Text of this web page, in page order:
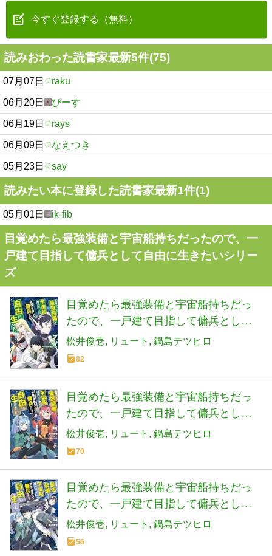
今すぐ登録する（無料）
読みおわった読書家最新5件(75)
07月07日 raku
06月20日 ぴーす
06月19日 rays
06月09日 なえつき
05月23日 say
読みたい本に登録した読書家最新1件(1)
05月01日 ik-fib
目覚めたら最強装備と宇宙船持ちだったので、一
戸建て目指して傭兵として自由に生きたいシリー
ズ
目覚めたら最強装備と宇宙船持ちだっ
たので、一戸建て目指して傭兵として
自由に生きたい 7 (MFC)
松井俊壱 リュート 鍋島テツヒロ
82
目覚めたら最強装備と宇宙船持ちだっ
たので、一戸建て目指して傭兵として
自由に生きたい 9 (MFC)
松井俊壱 リュート 鍋島テツヒロ
70
目覚めたら最強装備と宇宙船持ちだっ
たので、一戸建て目指して傭兵として
自由に生きたい 10 (MFC)
松井俊壱 リュート 鍋島テツヒロ
56